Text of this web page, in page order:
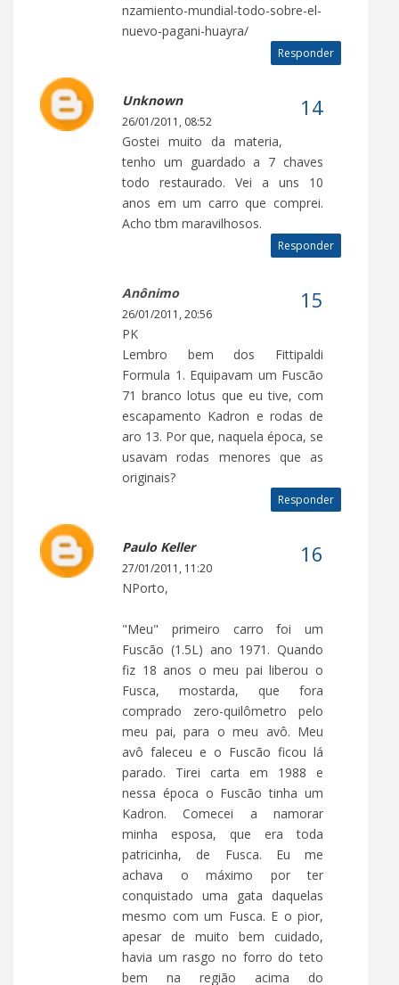
nzamiento-mundial-todo-sobre-el-
nuevo-pagani-huayra/
Responder
Unknown
26/01/2011, 08:52
Gostei muito da materia,
tenho um guardado a 7 chaves
todo restaurado. Vei a uns 10
anos em um carro que comprei.
Acho tbm maravilhosos.
Responder
Anônimo
26/01/2011, 20:56
PK
Lembro bem dos Fittipaldi
Formula 1. Equipavam um Fuscão
71 branco lotus que eu tive, com
escapamento Kadron e rodas de
aro 13. Por que, naquela época, se
usavam rodas menores que as
originais?
Responder
Paulo Keller
27/01/2011, 11:20
NPorto,
"Meu" primeiro carro foi um
Fuscão (1.5L) ano 1971. Quando
fiz 18 anos o meu pai liberou o
Fusca, mostarda, que fora
comprado zero-quilômetro pelo
meu pai, para o meu avô. Meu
avô faleceu e o Fuscão ficou lá
parado. Tirei carta em 1988 e
nessa época o Fuscão tinha um
Kadron. Comecei a namorar
minha esposa, que era toda
patricinha, de Fusca. Eu me
achava o máximo por ter
conquistado uma gata daquelas
mesmo com um Fusca. E o pior,
apesar de muito bem cuidado,
havia um rasgo no forro do teto
bem na região acima do